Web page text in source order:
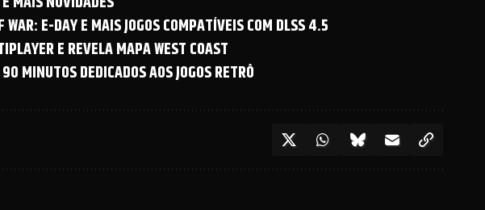
E-DAY E MAIS JOGOS COMPATÍVEIS COM DLSS 4.5
E REVELA MAPA WEST COAST
MINUTOS DEDICADOS AOS JOGOS RETRÔ